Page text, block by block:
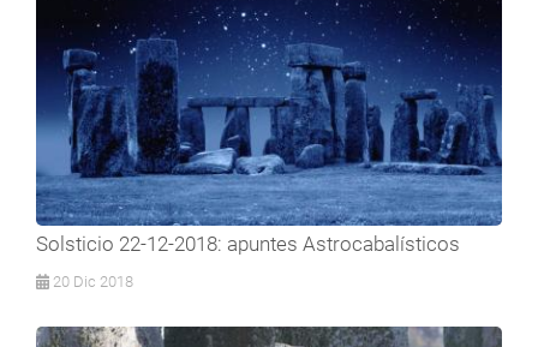
Solsticio 22-12-2018: apuntes Astrocabalísticos
20 Dic 2018